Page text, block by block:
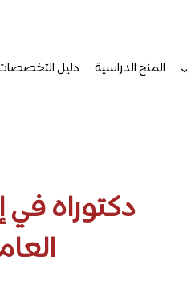
المنح الدراسية دليل